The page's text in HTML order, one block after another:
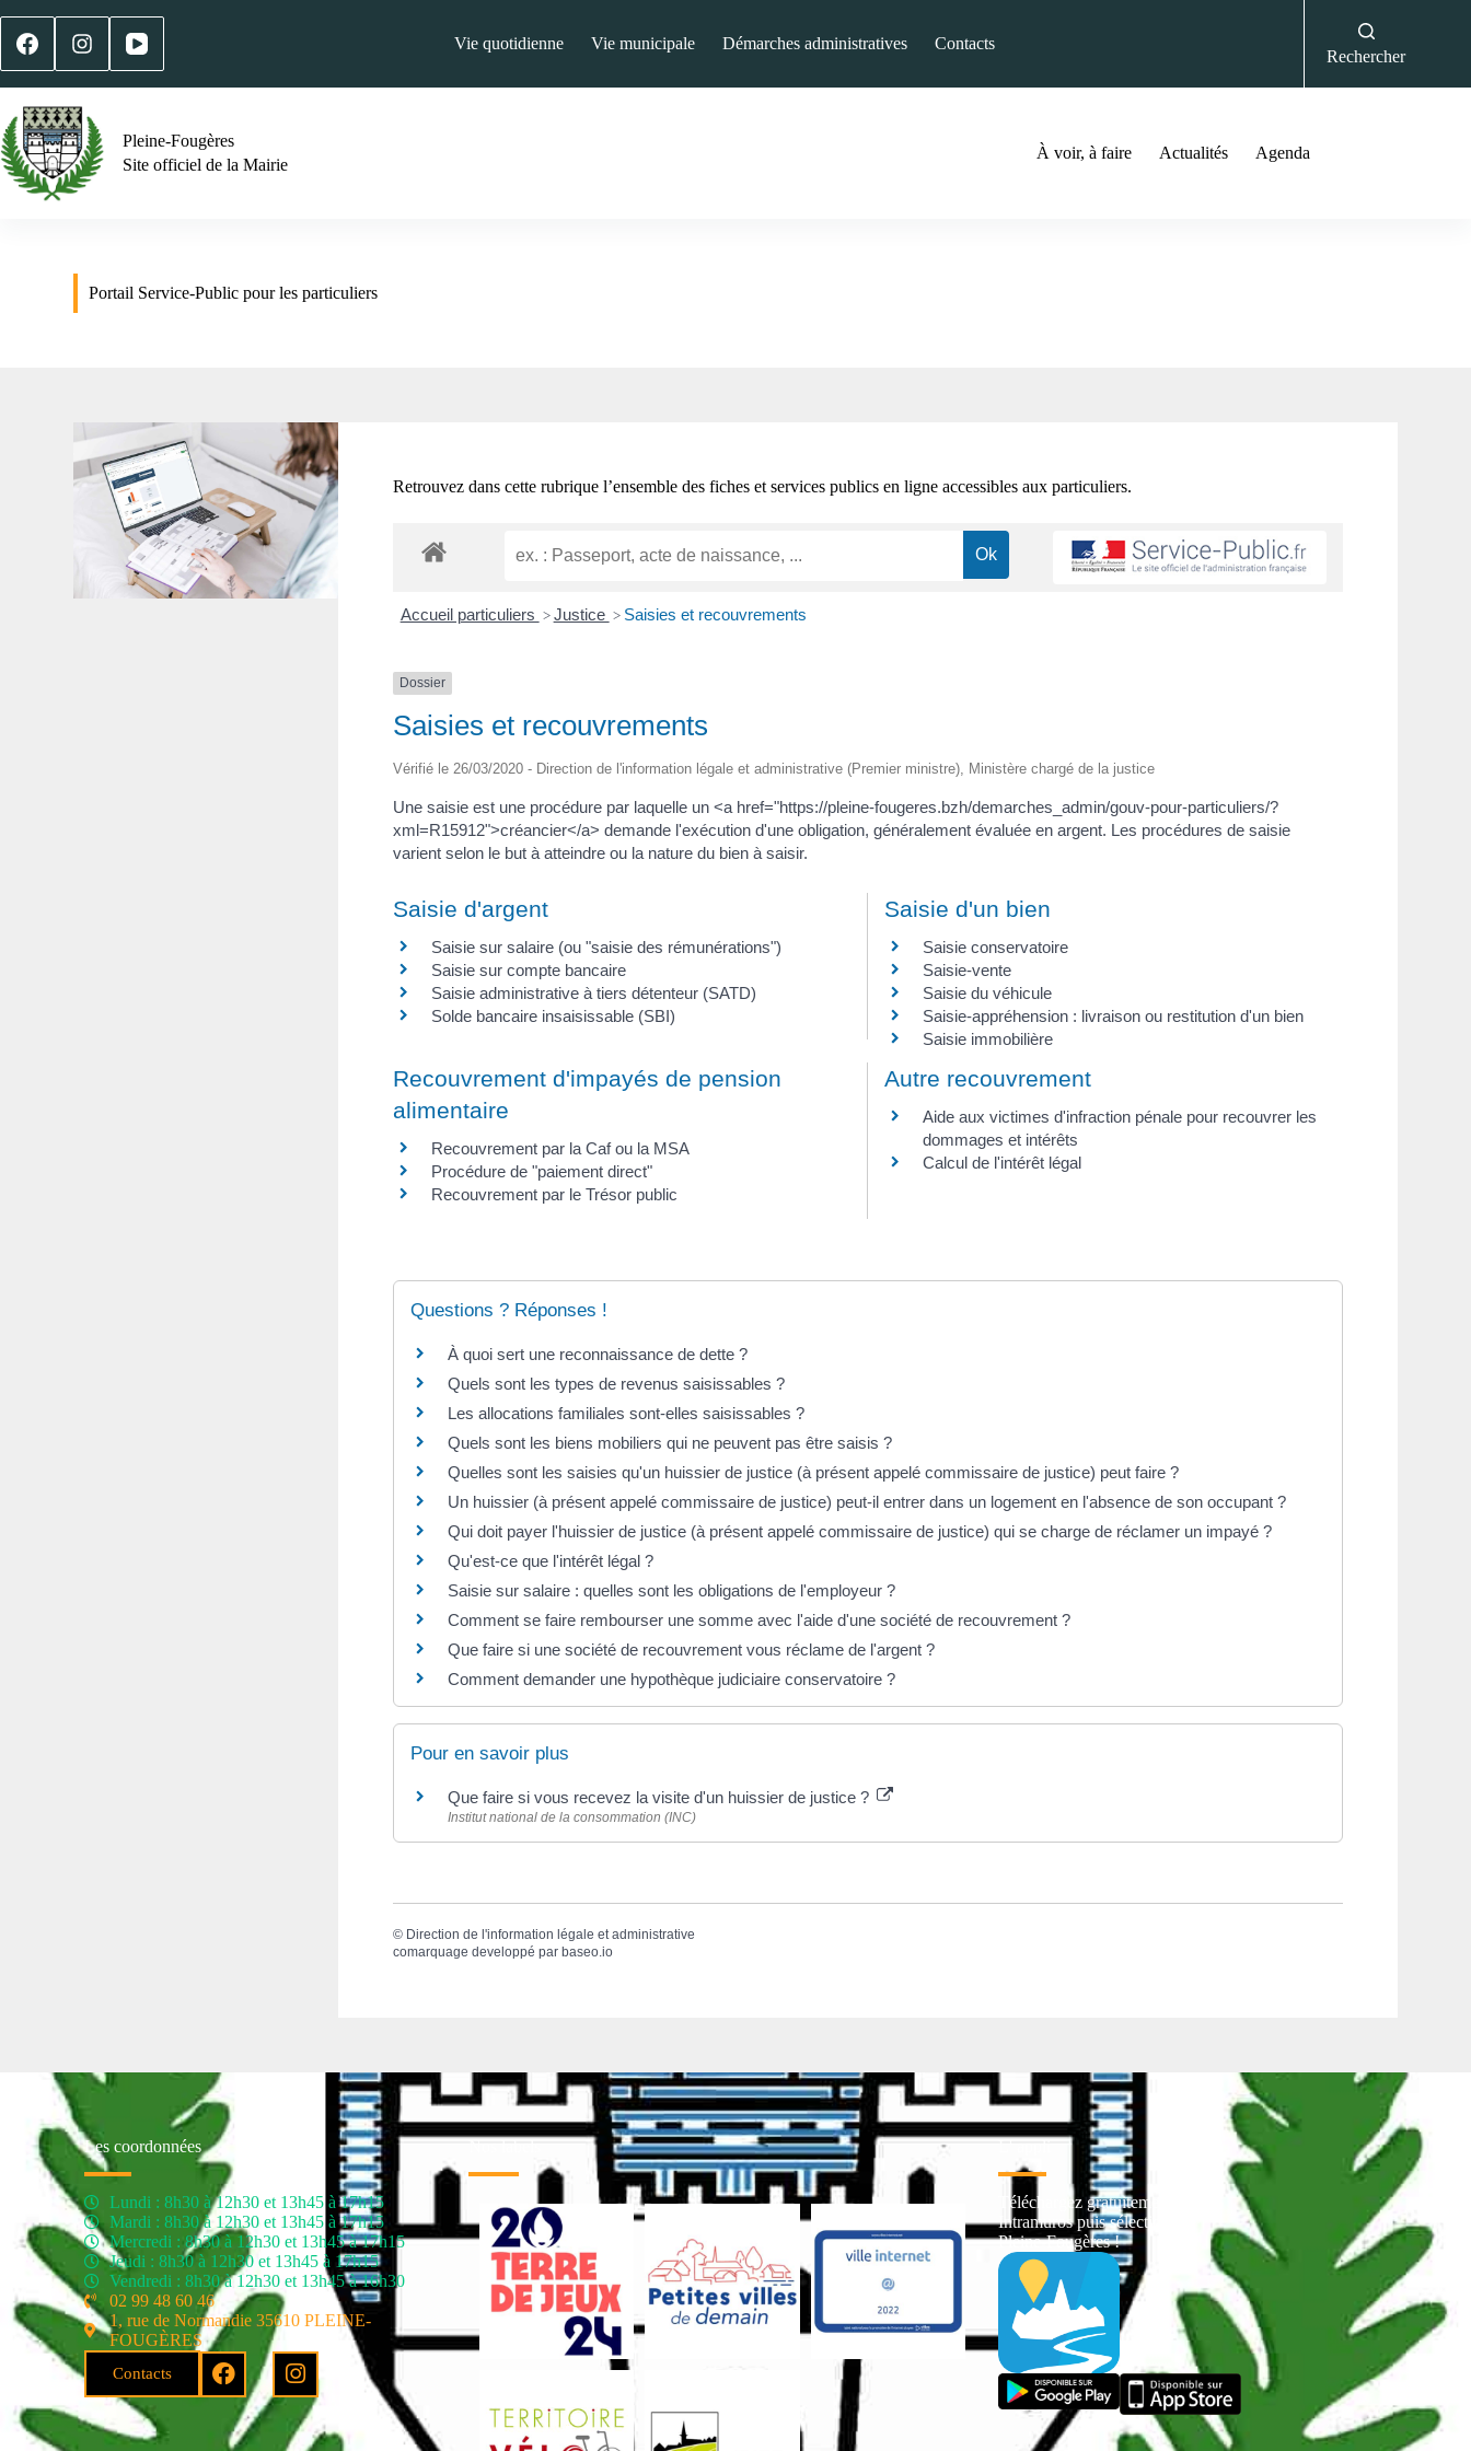
Vie quotidienne Vie municipale Démarches administratives Contacts
Rechercher
Pleine-Fougères
Site officiel de la Mairie
À voir, à faire Actualités Agenda
Portail Service-Public pour les particuliers
Retrouvez dans cette rubrique l’ensemble des fiches et services publics en ligne accessibles aux particuliers.
Accueil particuliers > Justice > Saisies et recouvrements
Dossier
Saisies et recouvrements
Vérifié le 26/03/2020 - Direction de l'information légale et administrative (Premier ministre), Ministère chargé de la justice
Une saisie est une procédure par laquelle un <a href="https://pleine-fougeres.bzh/demarches_admin/gouv-pour-particuliers/?
xml=R15912">créancier</a> demande l'exécution d'une obligation, généralement évaluée en argent. Les procédures de saisie
varient selon le but à atteindre ou la nature du bien à saisir.
Saisie d'argent
Saisie sur salaire (ou "saisie des rémunérations")
Saisie sur compte bancaire
Saisie administrative à tiers détenteur (SATD)
Solde bancaire insaisissable (SBI)
Saisie d'un bien
Saisie conservatoire
Saisie-vente
Saisie du véhicule
Saisie-appréhension : livraison ou restitution d'un bien
Saisie immobilière
Recouvrement d'impayés de pension
alimentaire
Recouvrement par la Caf ou la MSA
Procédure de "paiement direct"
Recouvrement par le Trésor public
Autre recouvrement
Aide aux victimes d'infraction pénale pour recouvrer les
dommages et intérêts
Calcul de l'intérêt légal
Questions ? Réponses !
À quoi sert une reconnaissance de dette ?
Quels sont les types de revenus saisissables ?
Les allocations familiales sont-elles saisissables ?
Quels sont les biens mobiliers qui ne peuvent pas être saisis ?
Quelles sont les saisies qu'un huissier de justice (à présent appelé commissaire de justice) peut faire ?
Un huissier (à présent appelé commissaire de justice) peut-il entrer dans un logement en l'absence de son occupant ?
Qui doit payer l'huissier de justice (à présent appelé commissaire de justice) qui se charge de réclamer un impayé ?
Qu'est-ce que l'intérêt légal ?
Saisie sur salaire : quelles sont les obligations de l'employeur ?
Comment se faire rembourser une somme avec l'aide d'une société de recouvrement ?
Que faire si une société de recouvrement vous réclame de l'argent ?
Comment demander une hypothèque judiciaire conservatoire ?
Pour en savoir plus
Que faire si vous recevez la visite d'un huissier de justice ?
Institut national de la consommation (INC)
© Direction de l'information légale et administrative
comarquage developpé par baseo.io
Les coordonnées
Lundi : 8h30 à 12h30 et 13h45 à 17h15
Mardi : 8h30 à 12h30 et 13h45 à 17h15
Mercredi : 8h30 à 12h30 et 13h45 à 17h15
Jeudi : 8h30 à 12h30 et 13h45 à 17h15
Vendredi : 8h30 à 12h30 et 13h45 à 16h30
02 99 48 60 46
1, rue de Normandie 35610 PLEINE-
FOUGÈRES
Contacts
Téléchargez gratuitement
Intramuros puis sélectionnez
Pleine-Fougères !